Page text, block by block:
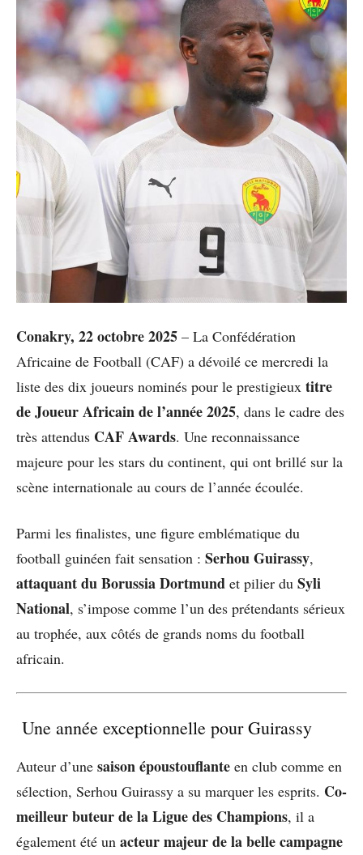
Conakry, 22 octobre 2025 – La Confédération
Africaine de Football (CAF) a dévoilé ce mercredi la
liste des dix joueurs nominés pour le prestigieux titre
de Joueur Africain de l’année 2025, dans le cadre des
très attendus CAF Awards. Une reconnaissance
majeure pour les stars du continent, qui ont brillé sur la
scène internationale au cours de l’année écoulée.
Parmi les finalistes, une figure emblématique du
football guinéen fait sensation : Serhou Guirassy,
attaquant du Borussia Dortmund et pilier du Syli
National, s’impose comme l’un des prétendants sérieux
au trophée, aux côtés de grands noms du football
africain.
Une année exceptionnelle pour Guirassy
Auteur d’une saison époustouflante en club comme en
sélection, Serhou Guirassy a su marquer les esprits. Co-
meilleur buteur de la Ligue des Champions, il a
également été un acteur majeur de la belle campagne